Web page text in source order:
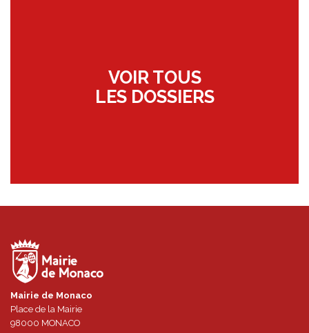
VOIR TOUS
LES DOSSIERS
Mairie de Monaco
Place de la Mairie
98000 MONACO